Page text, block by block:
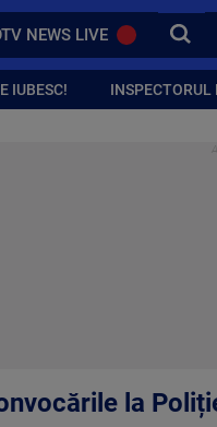
NEWS LIVE CAUTA
IUBESC! INSPECTORUL
la